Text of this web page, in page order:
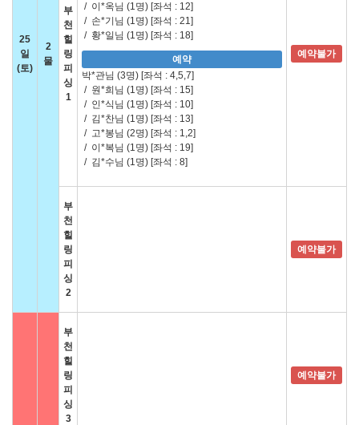
25
일
(토)
2
물
부
천
힐
링
피
싱
1
/ 이*옥님 (1명) [좌석 : 12]
/ 손*기님 (1명) [좌석 : 21]
/ 황*일님 (1명) [좌석 : 18]
예약
박*관님 (3명) [좌석 : 4,5,7]
/ 원*희님 (1명) [좌석 : 15]
/ 인*식님 (1명) [좌석 : 10]
/ 김*찬님 (1명) [좌석 : 13]
/ 고*봉님 (2명) [좌석 : 1,2]
/ 이*복님 (1명) [좌석 : 19]
/ 김*수님 (1명) [좌석 : 8]
예약불가
부
천
힐
링
피
싱
2
예약불가
부
천
힐
링
피
싱
3
예약불가